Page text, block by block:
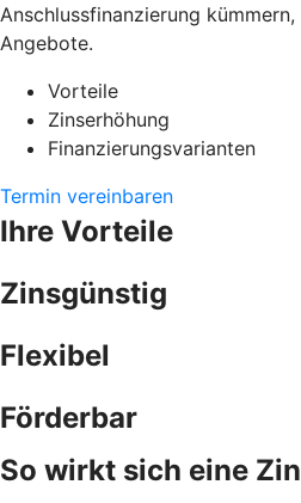
Anschlussfinanzierung
Angebote.
Vorteile
Zinserhöhung
Finanzierungsvarianten
Termin vereinbaren
Ihre Vorteile
Zinsgünstig
Flexibel
Förderbar
So wirkt sich eine